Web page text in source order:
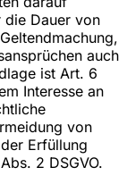
Dauer von
auch
ist Art. 6
Interesse an
von
Erfüllung
2 DSGVO.